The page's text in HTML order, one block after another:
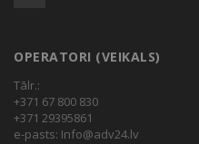
OPERATORI (VEIKALS)
Tālr.:
+371 67 800 830
+371 29395861
e-pasts: Info@adv24.lv